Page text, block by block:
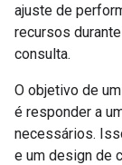
ajuste de
recursos
consulta.
O objetivo de
é responder a
necessários.
e um design de